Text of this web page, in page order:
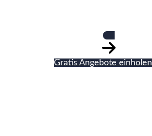
Gratis Angebote einholen